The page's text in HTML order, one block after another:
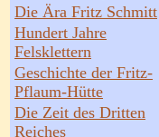
Die Ära Fritz Schmitt
Hundert Jahre
Felsklettern
Geschichte der Fritz-
Pflaum-Hütte
Die Zeit des Dritten
Reiches